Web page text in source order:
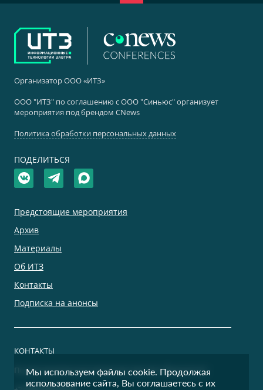
Организатор ООО «ИТЗ»
ООО "ИТЗ" по соглашению с ООО "Синьюс" организует
мероприятия под брендом CNews
Политика обработки персональных данных
ПОДЕЛИТЬСЯ
Предстоящие мероприятия
Архив
Материалы
Об ИТЗ
Контакты
Подписка на анонсы
КОНТАКТЫ
По дополнительным вопросам просим обращаться:
Мы используем файлы cookie. Продолжая
использование сайта, Вы соглашаетесь с их